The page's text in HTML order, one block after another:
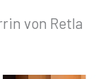
von Retla